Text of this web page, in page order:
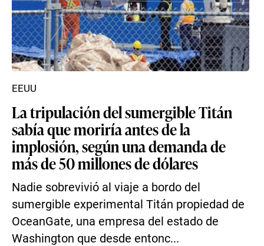
La tripulación del sumergible Titán
sabía que moriría antes de la
implosión, según una demanda de
más de 50 millones de dólares
Nadie sobrevivió al viaje a bordo del
sumergible experimental Titán propiedad de
OceanGate, una empresa del estado de
Washington que desde entonc...
EEUU